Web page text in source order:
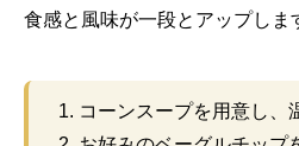
食感と風味が一段とアップしま
コーンスープを用意し、